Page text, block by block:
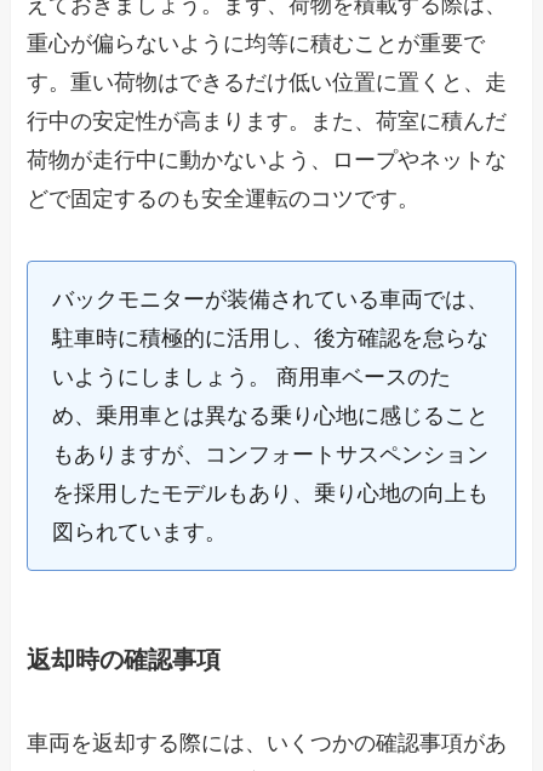
重心が偏らないように均等に積むことが重要で
す。重い荷物はできるだけ低い位置に置くと、走
行中の安定性が高まります。また、荷室に積んだ
荷物が走行中に動かないよう、ロープやネットな
どで固定するのも安全運転のコツです。
バックモニターが装備されている車両では、
駐車時に積極的に活用し、後方確認を怠らな
いようにしましょう。 商用車ベースのた
め、乗用車とは異なる乗り心地に感じること
もありますが、コンフォートサスペンション
を採用したモデルもあり、乗り心地の向上も
図られています。
返却時の確認事項
車両を返却する際には、いくつかの確認事項があ